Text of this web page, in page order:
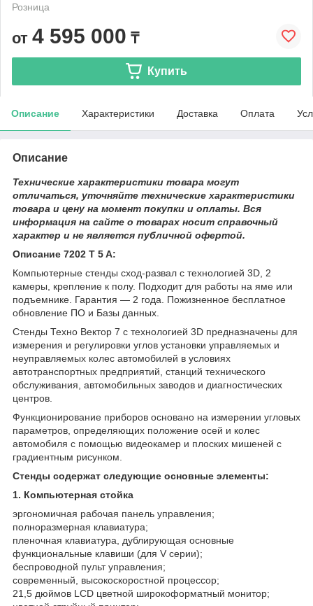
Розница
от 4 595 000 ₸
Купить
Описание Характеристики Доставка Оплата
Описание
Технические характеристики товара могут
отличаться, уточняйте технические характеристики
товара и цену на момент покупки и оплаты. Вся
информация на сайте о товарах носит справочный
характер и не является публичной офертой.
Описание 7202 T 5 A:
Компьютерные стенды сход-развал с технологией 3D, 2
камеры, крепление к полу. Подходит для работы на яме или
подъемнике. Гарантия ― 2 года. Пожизненное бесплатное
обновление ПО и Базы данных.
Стенды Техно Вектор 7 с технологией 3D предназначены для
измерения и регулировки углов установки управляемых и
неуправляемых колес автомобилей в условиях
автотранспортных предприятий, станций технического
обслуживания, автомобильных заводов и диагностических
центров.
Функционирование приборов основано на измерении угловых
параметров, определяющих положение осей и колес
автомобиля с помощью видеокамер и плоских мишеней с
градиентным рисунком.
Стенды содержат следующие основные элементы:
1. Компьютерная стойка
эргономичная рабочая панель управления;
полноразмерная клавиатура;
пленочная клавиатура, дублирующая основные
функциональные клавиши (для V серии);
беспроводной пульт управления;
современный, высокоскоростной процессор;
21,5 дюймов LCD цветной широкоформатный монитор;